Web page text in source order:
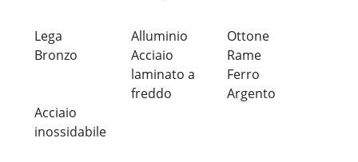
Lega Alluminio
Ottone
Bronzo
Acciaio
laminato a
freddo
Rame
Ferro
Argento
Acciaio
inossidabile